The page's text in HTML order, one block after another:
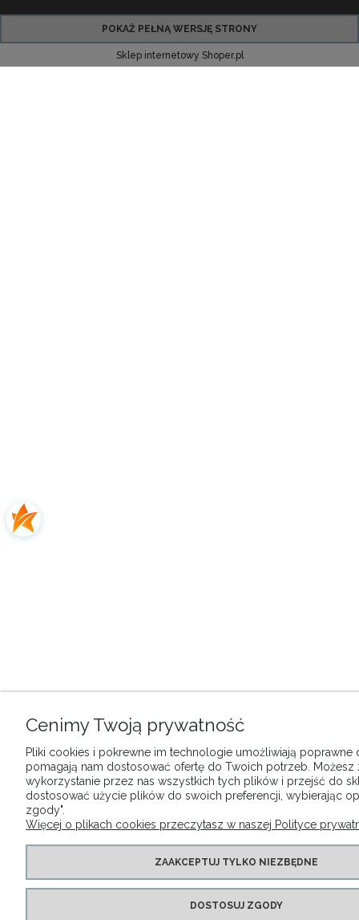
POKAŻ PEŁNĄ WERSJĘ STRONY
Sklep internetowy Shoper.pl
Cenimy Twoją prywatność
Pliki cookies i pokrewne im technologie umożliwiają poprawne
pomagają nam dostosować ofertę do Twoich potrzeb. Możesz
wykorzystanie przez nas wszystkich tych plików i przejść do
dostosować użycie plików do swoich preferencji, wybierając
zgody".
Więcej o plikach cookies przeczytasz w naszej Polityce
ZAAKCEPTUJ TYLKO NIEZBĘDNE
DOSTOSUJ ZGODY